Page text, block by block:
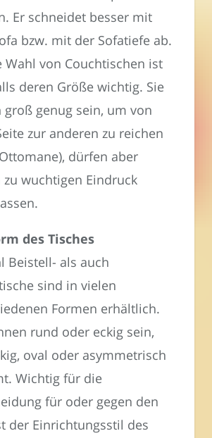
Er schneidet besser mit
bzw. mit der Sofatiefe ab.
Wahl von Couchtischen ist
deren Größe wichtig. Sie
groß genug sein, um von
zur anderen zu reichen
dürfen aber
zu wuchtigen Eindruck
des Tisches
Beistell- als auch
sind in vielen
Formen erhältlich.
rund oder eckig sein,
oval oder asymmetrisch
Wichtig für die
für oder gegen den
der Einrichtungsstil des